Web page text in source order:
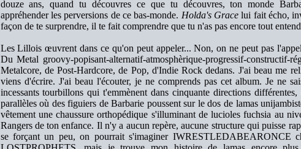
douze ans, quand tu découvres ce que tu découvres, ton monde
appréhender les perversions de ce bas-monde. Holda's Gracelui fait écho,
façon de te surprendre, il te fait comprendre que tu n'as pas encore tout
Les Lillois œuvrent dans ce qu'on peut appeler... Non, on ne peut pas
Du Metal groovy-popisant-alternatif-atmosphèrique-progressif-constructif-
Metalcore, de Post-Hardcore, de Pop, d'Indie Rock dedans. J'ai beau me
viens d'écrire. J'ai beau l'écouter, je ne comprends pas cet album. Je ne
incessants tourbillons qui t'emmènent dans cinquante directions
parallèles où des figuiers de Barbarie poussent sur le dos de lamas
vêtement une chaussure orthopédique s'illuminant de lucioles fuchsia au
Rangers de ton enfance. Il n'y a aucun repère, aucune structure qui puisse
se forçant un peu, on pourrait s'imaginer IWRESTLEDABEARONCE